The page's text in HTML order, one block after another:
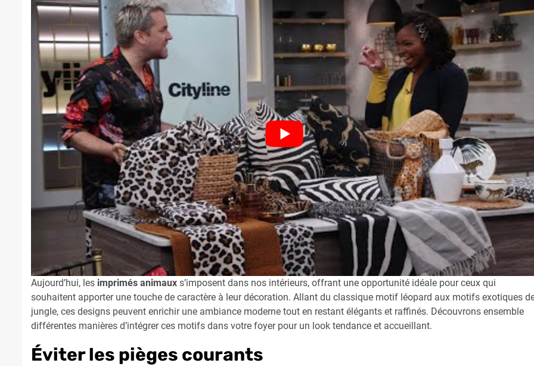
Aujourd’hui, les imprimés animaux s’imposent dans nos intérieurs, offrant une opportunité idéale pour ceux qui
souhaitent apporter une touche de caractère à leur décoration. Allant du classique motif léopard aux motifs exotiques
jungle, ces designs peuvent enrichir une ambiance moderne tout en restant élégants et raffinés. Découvrons ensemble
différentes manières d’intégrer ces motifs dans votre foyer pour un look tendance et accueillant.
Éviter les pièges courants